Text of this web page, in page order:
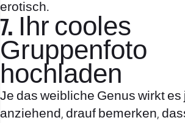
erotisch.
7. Ihr cooles
Gruppenfoto
hochladen
Je das weibliche Genus wirkt es
anziehend, drauf bemerken,